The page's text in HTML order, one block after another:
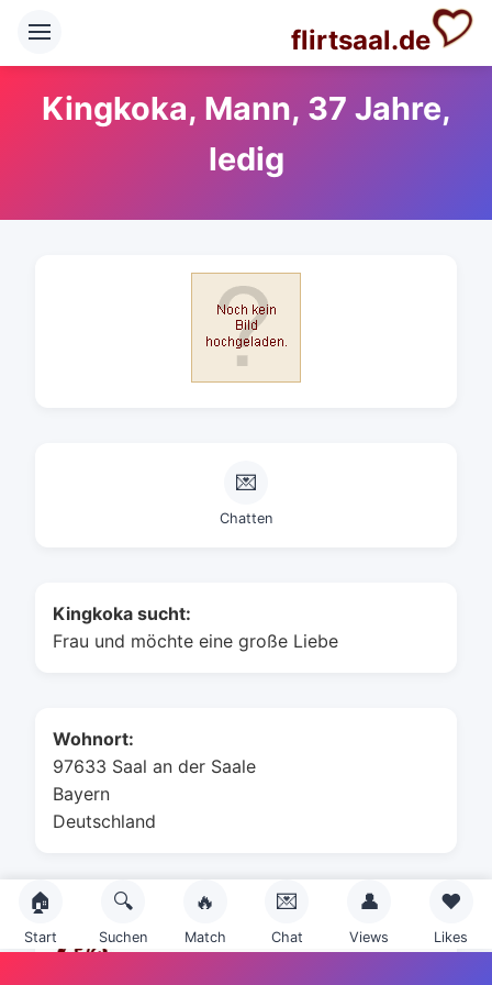
flirtsaal.de
Kingkoka, Mann, 37 Jahre,
ledig
💌
Chatten
Kingkoka sucht:
Frau und möchte eine große Liebe
Wohnort:
97633 Saal an der Saale
Bayern
Deutschland
🏠
Start
🔍
Suchen
🔥
Match
💌
Chat
👤
Views
❤️
Likes